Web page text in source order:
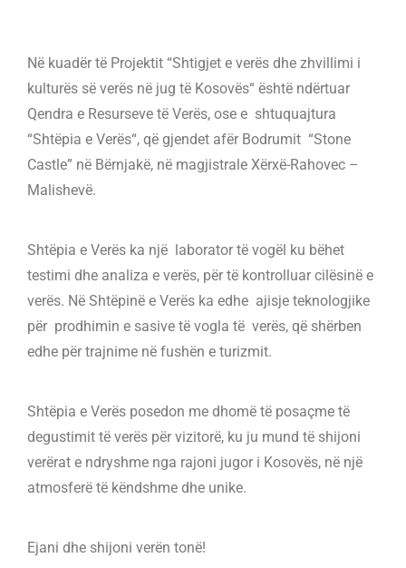
Në kuadër të Projektit “Shtigjet e verës dhe zhvillimi i
kulturës së verës në jug të Kosovës“ është ndërtuar
Qendra e Resurseve të Verës, ose e shtuquajtura
“Shtëpia e Verës“, që gjendet afër Bodrumit “Stone
Castle” në Bërnjakë, në magjistrale Xërxë-Rahovec –
Malishevë.
Shtëpia e Verës ka një laborator të vogël ku bëhet
testimi dhe analiza e verës, për të kontrolluar cilësinë e
verës. Në Shtëpinë e Verës ka edhe ajisje teknologjike
për prodhimin e sasive të vogla të verës, që shërben
edhe për trajnime në fushën e turizmit.
Shtëpia e Verës posedon me dhomë të posaçme të
degustimit të verës për vizitorë, ku ju mund të shijoni
verërat e ndryshme nga rajoni jugor i Kosovës, në një
atmosferë të këndshme dhe unike.
Ejani dhe shijoni verën tonë!